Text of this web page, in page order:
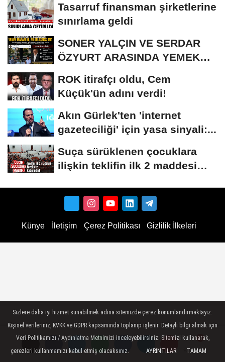
Yorumlar
Yorumlar
Yorumlar
Tasarruf finansman şirketlerine
sınırlama geldi
SONER YALÇIN VE SERDAR
ÖZYURT ARASINDA YEMEK
ROK itirafçı oldu, Cem
Küçük'ün adını verdi!
Akın Gürlek'ten 'internet
gazeteciliği' için yasa sinyali:...
Suça sürüklenen çocuklara
ilişkin teklifin ilk 2 maddesi
Künye İletişim Çerez Politikası Gizlilik İlkeleri
Sizlere daha iyi hizmet sunabilmek adına sitemizde çerez konumlandırmaktayız.
Kişisel verileriniz, KVKK ve GDPR kapsamında toplanıp işlenir. Detaylı bilgi almak için
Veri Politikamızı / Aydınlatma Metnimizi inceleyebilirsiniz. Sitemizi kullanarak,
çerezleri kullanmamızı kabul etmiş olacaksınız.
AYRINTILAR TAMAM